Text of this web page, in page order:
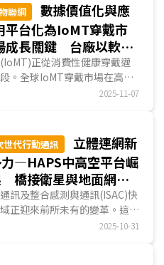
聯網
數據價值化與應
平台化為IoMT穿戴市
成長關鍵 台廠以軟硬
合及醫療驗證合作為突
口
正從消費性健康穿戴邁
。全球IoMT穿戴市場在高齡
態化的推動下快速成長，2...
2025-11-07
世代行動通訊
立體連網新
—HAPS中高空平台崛
橋接衛星與地面網路
略新星
訊及整合感測與通訊(ISAC)快
正迎來前所未有的變革。這股
頻寬、低延遲且靈活...2025-10-31